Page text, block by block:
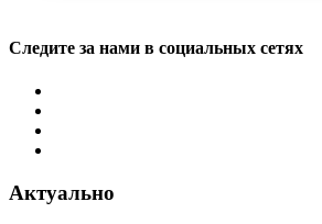
Следите за нами в социальных сетях
Актуально